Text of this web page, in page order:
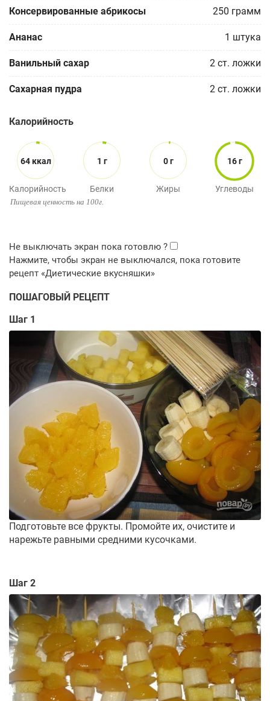
Консервированные абрикосы 250 грамм
Ананас 1 штука
Ванильный сахар 2 ст. ложки
Сахарная пудра 2 ст. ложки
Калорийность
64 ккал
Калорийность
1 г
Белки
0 г
Жиры
16 г
Углеводы
Пищевая ценность на 100г.
ПОШАГОВЫЙ РЕЦЕПТ
Шаг 1
Подготовьте все фрукты. Промойте их, очистите и
нарежьте равными средними кусочками.
Шаг 2